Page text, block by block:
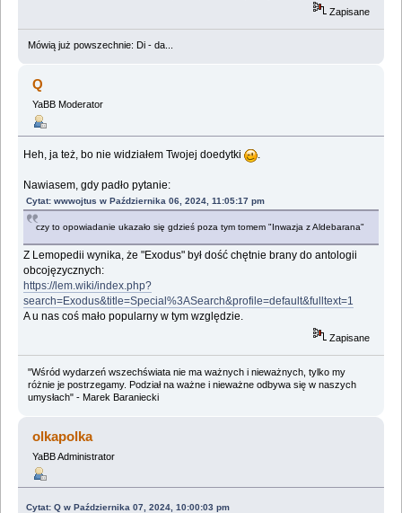
Zapisane
Mówią już powszechnie: Di - da...
Q
YaBB Moderator
Heh, ja też, bo nie widziałem Twojej doedytki .
Nawiasem, gdy padło pytanie:
Cytat: wwwojtus w Października 06, 2024, 11:05:17 pm
czy to opowiadanie ukazało się gdzieś poza tym tomem "Inwazja z Aldebarana"
Z Lemopedii wynika, że "Exodus" był dość chętnie brany do antologii
obcojęzycznych:
https://lem.wiki/index.php?
search=Exodus&title=Special%3ASearch&profile=default&fulltext=1
A u nas coś mało popularny w tym względzie.
Zapisane
"Wśród wydarzeń wszechświata nie ma ważnych i nieważnych, tylko my
różnie je postrzegamy. Podział na ważne i nieważne odbywa się w naszych
umysłach" - Marek Baraniecki
olkapolka
YaBB Administrator
Cytat: Q w Października 07, 2024, 10:00:03 pm